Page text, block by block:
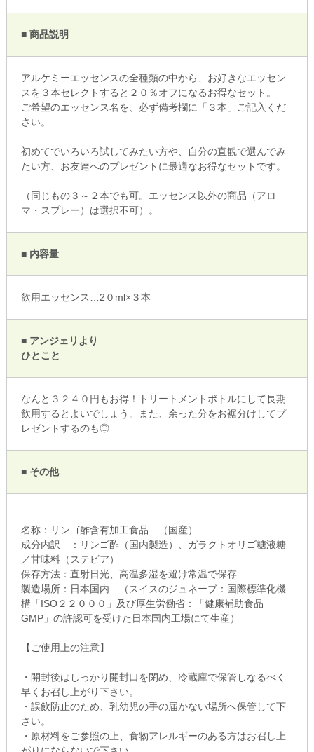
■ 商品説明
アルケミーエッセンスの全種類の中から、お好きなエッセン
スを３本セレクトすると２０％オフになるお得なセット。
ご希望のエッセンス名を、必ず備考欄に「３本」ご記入くだ
さい。
初めてでいろいろ試してみたい方や、自分の直観で選んでみ
たい方、お友達へのプレゼントに最適なお得なセットです。
（同じもの３～２本でも可。エッセンス以外の商品（アロ
マ・スプレー）は選択不可）。
■ 内容量
飲用エッセンス…2０ml×３本
■ アンジェリより
ひとこと
なんと３２４０円もお得！トリートメントボトルにして長期
飲用するとよいでしょう。また、余った分をお裾分けしてプ
レゼントするのも◎
■ その他
名称：リンゴ酢含有加工食品 （国産）
成分内訳 ：リンゴ酢（国内製造）、ガラクトオリゴ糖液糖
／甘味料（ステビア）
保存方法：直射日光、高温多湿を避け常温で保存
製造場所：日本国内 （スイスのジュネーブ：国際標準化機
構「ISO２２０００」及び厚生労働省：「健康補助食品
GMP」の許認可を受けた日本国内工場にて生産）
【ご使用上の注意】
・開封後はしっかり開封口を閉め、冷蔵庫で保管しなるべく
早くお召し上がり下さい。
・誤飲防止のため、乳幼児の手の届かない場所へ保管して下
さい。
・原材料をご参照の上、食物アレルギーのある方はお召し上